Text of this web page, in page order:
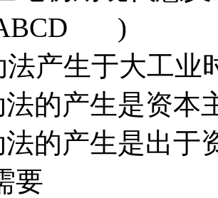
)
产生于大工业
的产生是资本
法的产生是出于
要